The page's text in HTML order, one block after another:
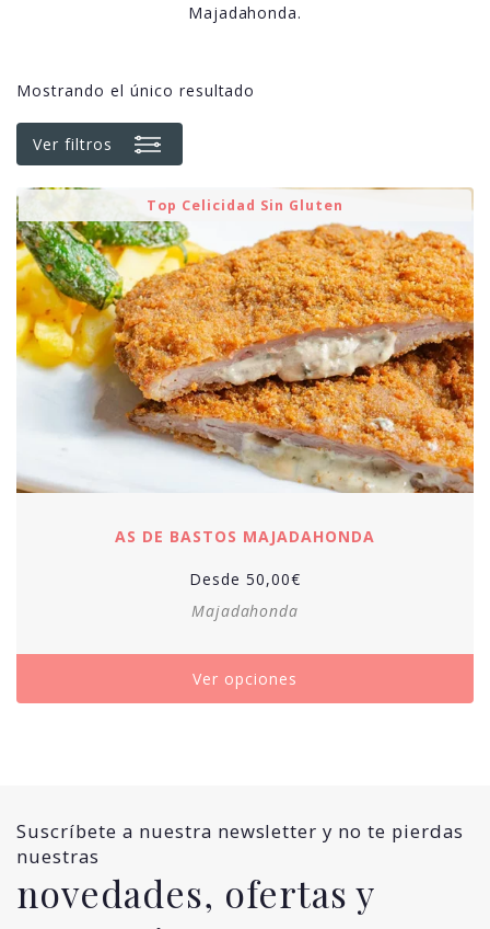
Majadahonda.
Mostrando el único resultado
Ver filtros
Top Celicidad Sin Gluten
AS DE BASTOS MAJADAHONDA
Desde 50,00€
Majadahonda
Ver opciones
Suscríbete a nuestra newsletter y no te pierdas
nuestras
novedades, ofertas y